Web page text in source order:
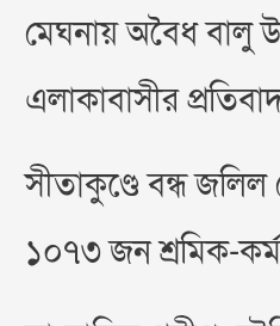
মেঘনায় অবৈধ বালু
এলাকাবাসীর
সীতাকুণ্ডে বন্ধ জলিল
১০৭৩ জন শ্রমিক-